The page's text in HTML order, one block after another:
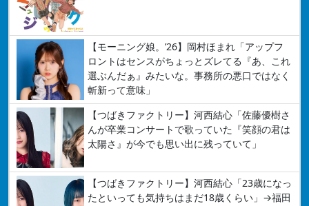
【モーニング娘。’26】岡村ほまれ「アップフ
ロントはセンスがちょっとズレてる『あ、これ
選ぶんだぁ』みたいな。事務所の悪口ではなく
斬新って意味」
【つばきファクトリー】河西結心「佐藤優樹さ
んが卒業コンサートで歌っていた『笑顔の君は
太陽さ』が今でも思い出に残っていて」
【つばきファクトリー】河西結心「23歳になっ
たといっても気持ちはまだ18歳くらい」→福田